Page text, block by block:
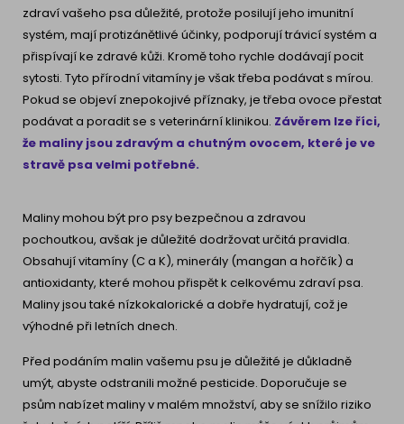
zdraví vašeho psa důležité, protože posilují jeho imunitní
systém, mají protizánětlivé účinky, podporují trávicí systém a
přispívají ke zdravé kůži. Kromě toho rychle dodávají pocit
sytosti. Tyto přírodnívitamíny je však třeba podávat s mírou.
Pokud se objeví znepokojivé příznaky, je třeba ovoce přestat
podávat a poradit se s veterinární klinikou. Závěrem lze říci,
že maliny jsou zdravým a chutným ovocem, které je ve
stravě psa velmi potřebné.
Maliny mohou být pro psy bezpečnou a zdravou
pochoutkou, avšak je důležité dodržovat určitá pravidla.
Obsahují vitamíny (C a K), minerály (mangan a hořčík) a
antioxidanty, které mohou přispět k celkovému zdraví psa.
Maliny jsou také nízkokalorické a dobře hydratují, což je
výhodné při letních dnech.
Před podáním malin vašemu psu je důležité je důkladně
umýt, abyste odstranili možné pesticide. Doporučuje se
psům nabízet maliny v malém množství, aby se snížilo riziko